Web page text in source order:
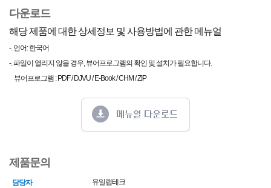
다운로드
해당 제품에 대한 상세정보 및 사용방법에 관한 메뉴얼
-. 언어: 한국어
-. 파일이 열리지 않을 경우, 뷰어프로그램의 확인 및 설치가 필요합니다.
뷰어프로그램 : PDF / DJVU / E-Book / CHM / ZIP
제품문의
담당자 유일랩테크